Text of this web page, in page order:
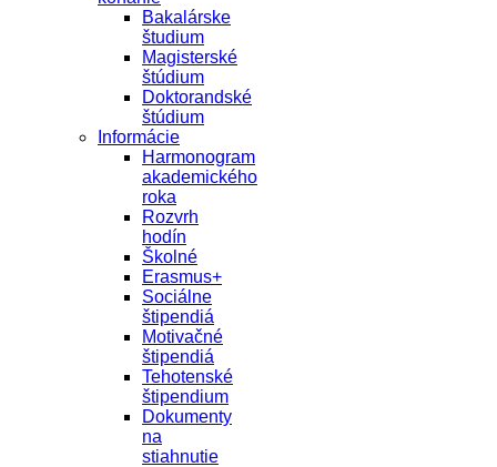
Bakalárske
študium
Magisterské
štúdium
Doktorandské
štúdium
Informácie
Harmonogram
akademického
roka
Rozvrh
hodín
Školné
Erasmus+
Sociálne
štipendiá
Motivačné
štipendiá
Tehotenské
štipendium
Dokumenty
na
stiahnutie